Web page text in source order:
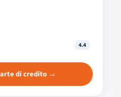
4.4
di credito →